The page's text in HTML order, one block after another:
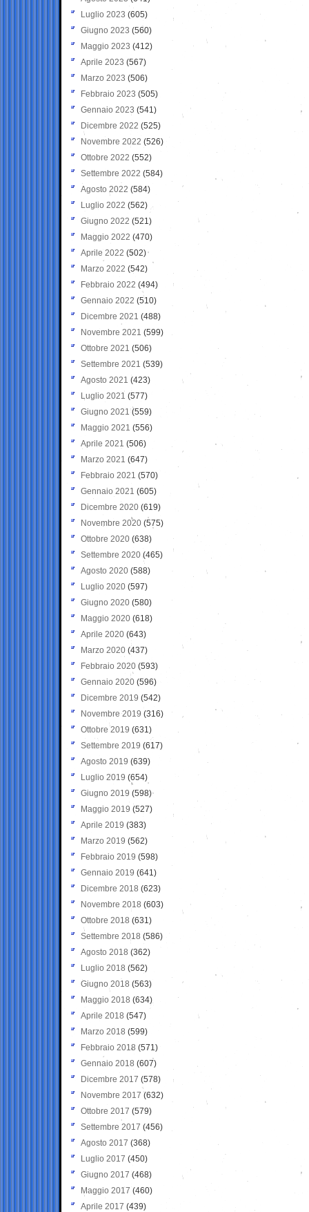
Luglio 2023 (605)
Giugno 2023 (560)
Maggio 2023 (412)
Aprile 2023 (567)
Marzo 2023 (506)
Febbraio 2023 (505)
Gennaio 2023 (541)
Dicembre 2022 (525)
Novembre 2022 (526)
Ottobre 2022 (552)
Settembre 2022 (584)
Agosto 2022 (584)
Luglio 2022 (562)
Giugno 2022 (521)
Maggio 2022 (470)
Aprile 2022 (502)
Marzo 2022 (542)
Febbraio 2022 (494)
Gennaio 2022 (510)
Dicembre 2021 (488)
Novembre 2021 (599)
Ottobre 2021 (506)
Settembre 2021 (539)
Agosto 2021 (423)
Luglio 2021 (577)
Giugno 2021(559)
Maggio 2021 (556)
Aprile 2021 (506)
Marzo 2021 (647)
Febbraio 2021 (570)
Gennaio 2021 (605)
Dicembre 2020 (619)
Novembre 2020 (575)
Ottobre 2020 (638)
Settembre 2020(465)
Agosto 2020 (588)
Luglio 2020 (597)
Giugno 2020 (580)
Maggio 2020 (618)
Aprile 2020 (643)
Marzo 2020 (437)
Febbraio 2020 (593)
Gennaio 2020 (596)
Dicembre 2019 (542)
Novembre 2019 (316)
Ottobre 2019 (631)
Settembre 2019 (617)
Agosto 2019 (639)
Luglio 2019 (654)
Giugno 2019 (598)
Maggio 2019 (527)
Aprile 2019 (383)
Marzo 2019 (562)
Febbraio 2019 (598)
Gennaio 2019 (641)
Dicembre 2018 (623)
Novembre 2018 (603)
Ottobre 2018 (631)
Settembre 2018 (586)
Agosto 2018 (362)
Luglio 2018 (562)
Giugno 2018 (563)
Maggio 2018 (634)
Aprile 2018 (547)
Marzo 2018 (599)
Febbraio 2018 (571)
Gennaio 2018 (607)
Dicembre 2017 (578)
Novembre 2017 (632)
Ottobre 2017 (579)
Settembre 2017 (456)
Agosto 2017 (368)
Luglio 2017 (450)
Giugno 2017 (468)
Maggio 2017 (460)
Aprile 2017 (439)